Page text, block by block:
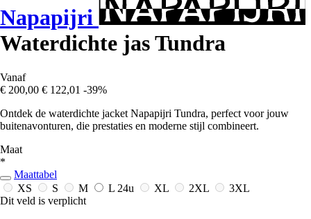
Napapijri
Waterdichte jas Tundra
Vanaf
€ 200,00 € 122,01 -39%
Ontdek de waterdichte jacket Napapijri Tundra, perfect voor jouw
buitenavonturen, die prestaties en moderne stijl combineert.
Maat
*
Maattabel
XS
S M L 24u XL 2XL
3XL
Dit veld is verplicht